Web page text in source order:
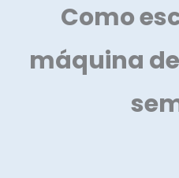
Como
máquina